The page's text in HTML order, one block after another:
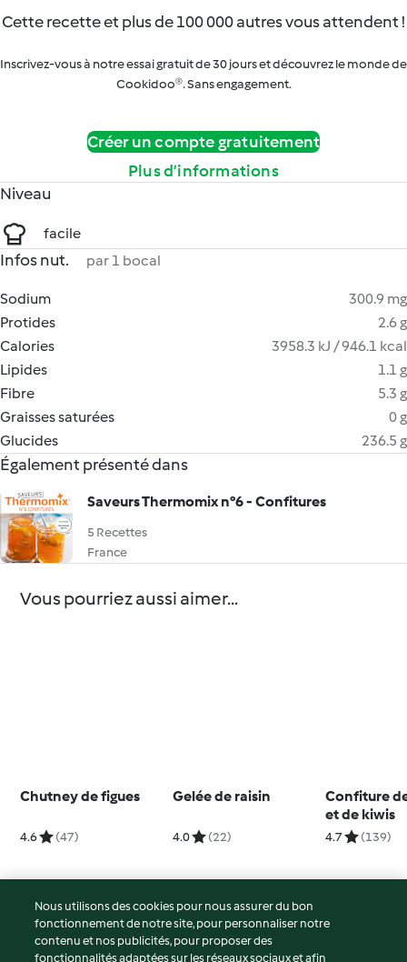
Cette recette et plus de 100 000 autres vous attendent !
Inscrivez-vous à notre essai gratuit de 30 jours et découvrez le monde de
Cookidoo®. Sans engagement.
Créer un compte gratuitement
Plus d’informations
Niveau
facile
Infos nut. par 1 bocal
Sodium
300.9 mg
Protides
2.6 g
Calories
3958.3 kJ / 946.1 kcal
Lipides
1.1 g
Fibre
5.3 g
Graisses saturées
0 g
Glucides
236.5 g
Également présenté dans
Saveurs Thermomix n°6 - Confitures
5 Recettes
France
Vous pourriez aussi aimer...
Chutney de figues
4.6 (47)
Gelée de raisin
4.0 (22)
Confiture
et de kiwis
4.7 (139)
© Copyright 2026
Nous utilisons des cookies pour nous assurer du bon
fonctionnement de notre site, pour personnaliser notre
contenu et nos publicités, pour proposer des
fonctionnalités adaptées sur les réseaux sociaux et afin